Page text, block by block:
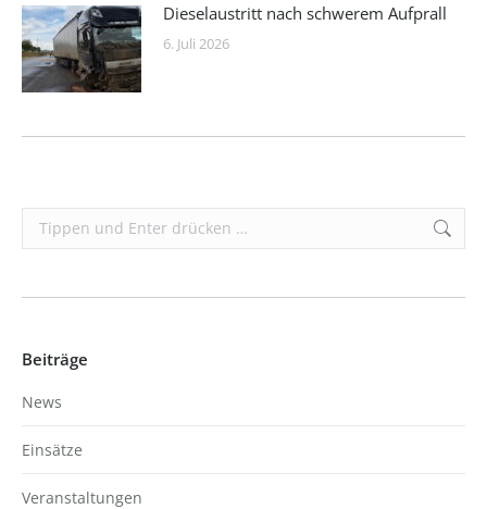
Dieselaustritt nach schwerem Aufprall
6. Juli 2026
Search:
Beiträge
News
Einsätze
Veranstaltungen